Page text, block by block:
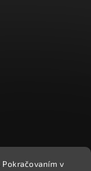
Pokračovaním v